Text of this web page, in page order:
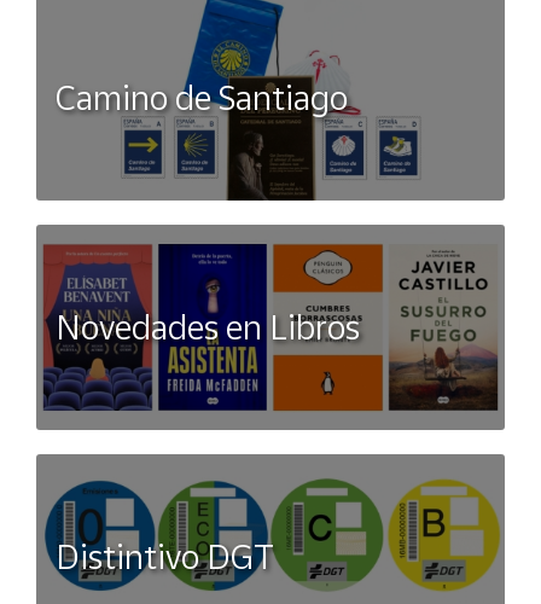
Camino de Santiago
Novedades en Libros
Distintivo DGT